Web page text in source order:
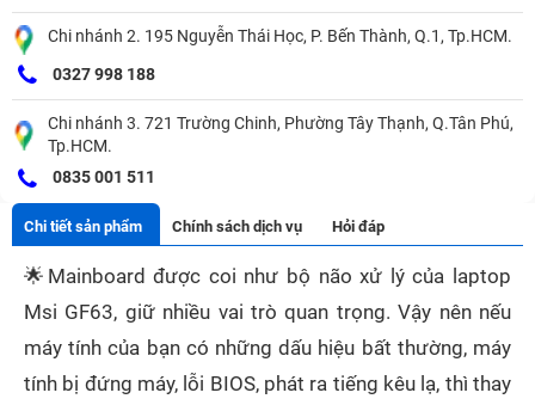
Chi nhánh 2. 195 Nguyễn Thái Học, P. Bến Thành, Q.1, Tp.HCM.
0327 998 188
Chi nhánh 3. 721 Trường Chinh, Phường Tây Thạnh, Q.Tân Phú,
Tp.HCM.
0835 001 511
Chi tiết sản phẩm Chính sách dịch vụ Hỏi đáp
🌟 Mainboard được coi như bộ não xử lý của laptop
Msi GF63, giữ nhiều vai trò quan trọng. Vậy nên nếu
máy tính của bạn có những dấu hiệu bất thường, máy
tính bị đứng máy, lỗi BIOS, phát ra tiếng kêu lạ, thì thay